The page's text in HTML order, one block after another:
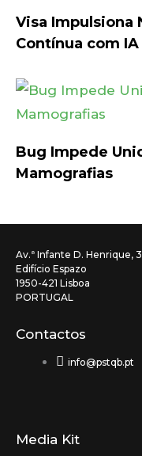
Visa Impulsiona
Contínua com IA
Bug Impede
Mamografias
Av.ª Infante D. Henrique,
Edifício Espazo
1950-421 Lisboa
PORTUGAL
Contactos
info@pstqb.pt
Media Kit